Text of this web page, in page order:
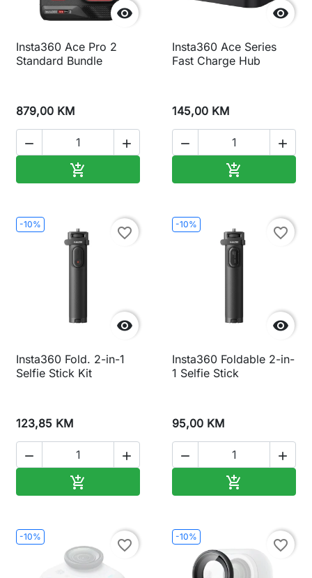

Insta360 Ace Pro 2
Standard Bundle
879,00 KM
 


Insta360 Ace Series
Fast Charge Hub
145,00 KM
 

-10%

favorite_border
Insta360 Fold. 2-in-1
Selfie Stick Kit
123,85 KM
 

-10%

favorite_border
Insta360 Foldable 2-in-
1 Selfie Stick
95,00 KM
 

-10%
favorite_border
-10%
favorite_border